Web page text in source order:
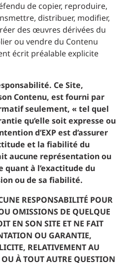
de copier, reproduire,
distribuer, modifier,
des œuvres dérivées du
ou vendre du Contenu
écrit préalable explicite
Ce Site,
Contenu, est fourni par
seulement, « tel quel
qu’elle soit expresse ou
d’EXP est d’assurer
et la fiabilité du
aucune représentation ou
quant à l’exactitude du
ou de sa fiabilité.
RESPONSABILITÉ POUR
OMISSIONS DE QUELQUE
EN SON SITE ET NE FAIT
OU GARANTIE,
RELATIVEMENT AU
À TOUT AUTRE QUESTION